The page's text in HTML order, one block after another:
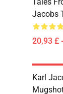
Jacobs
20,93 £
Karl